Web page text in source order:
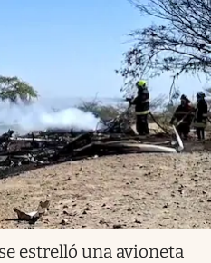
estrelló una avioneta